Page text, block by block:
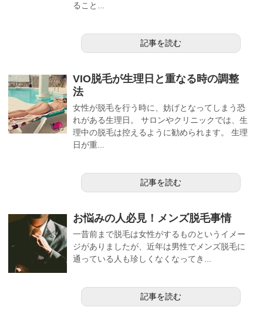
ること...
記事を読む
VIO脱毛が生理日と重なる時の調整
法
女性が脱毛を行う時に、妨げとなってしまう恐
れがある生理日。 サロンやクリニックでは、生
理中の脱毛は控えるように勧められます。 生理
日が重...
記事を読む
お悩みの人必見！メンズ脱毛事情
一昔前まで脱毛は女性がするものというイメー
ジがありましたが、近年は男性でメンズ脱毛に
通っている人も珍しくなくなってき...
記事を読む